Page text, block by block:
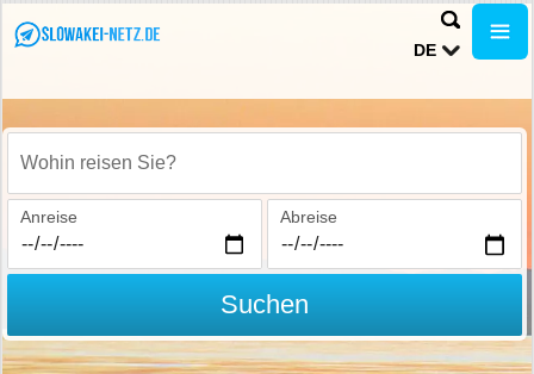
DE
Wohin reisen Sie?
Anreise Abreise
Suchen